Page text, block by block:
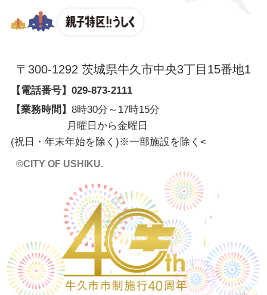
〒300-1292 茨城県牛久市中央3丁目15番地1
【電話番号】 029-873-2111
【業務時間】 8時30分～17時15分
月曜日から金曜日
(祝日・年末年始を除く)※一部施設を除く <
©CITY OF USHIKU.